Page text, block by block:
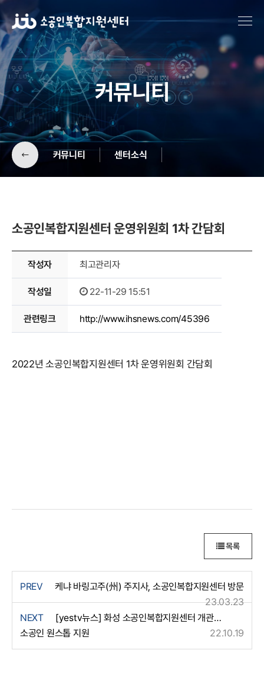
커뮤니티
커뮤니티 센터소식
센터소식
소공인
소공인복합지원센터 운영위원회 1차 간담회
작성자 최고관리자
작성일 22-11-29 15:51
관련링크 http://www.ihsnews.com/45396
2022년 소공인복합지원센터 1차 운영위원회 간담회
목록
PREV
케냐 바링고주(州) 주지사, 소공인복합지원센터 방문
23.03.23
NEXT
[yestv뉴스] 화성 소공인복합지원센터 개관…
소공인 원스톱 지원
22.10.19